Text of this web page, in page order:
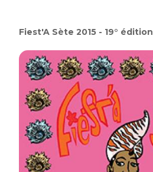
Fiest'A Sète 2015 - 19° édition